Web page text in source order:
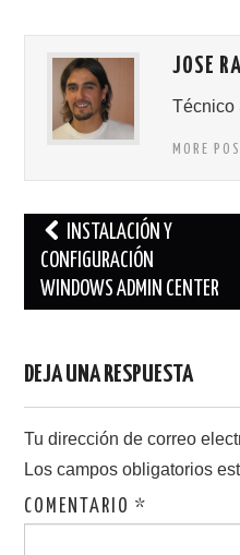
JOSE
Técnico
MORE
Navegación
de
entradas
INSTALACIÓN Y
CONFIGURACIÓN
WINDOWS ADMIN CENTER
DEJA UNA RESPUESTA
Tu dirección de correo
Los campos obligatorios
COMENTARIO*